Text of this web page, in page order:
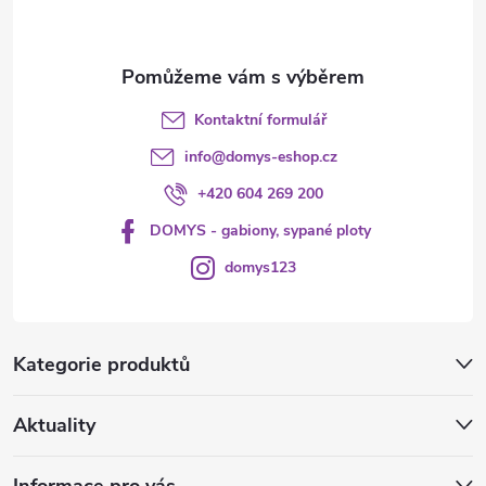
Kategorie produktů
Aktuality
Kontaktní formulář
info@domys-eshop.cz
+420 604 269 200
DOMYS - gabiony, sypané ploty
domys123